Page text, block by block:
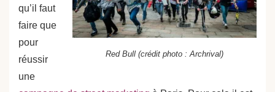
Red Bull (crédit photo : Archrival)
qu’il faut
faire que
pour
réussir
une